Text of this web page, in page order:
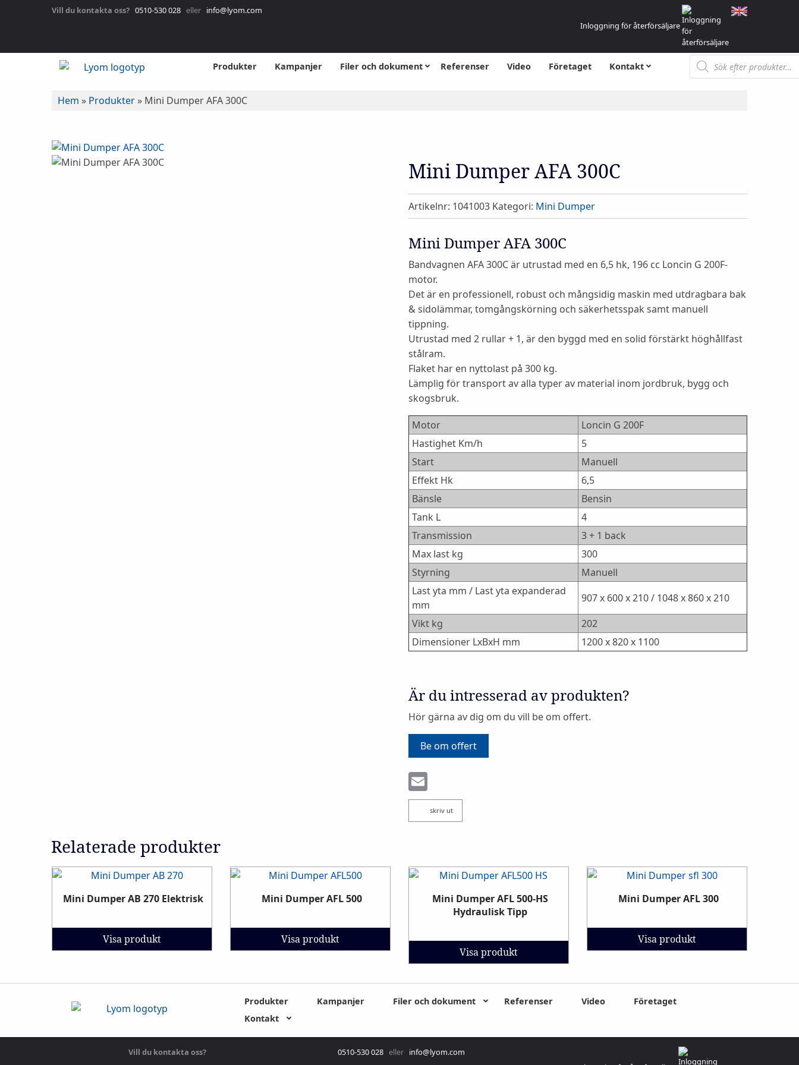
Vill du kontakta oss? 0510-530 028 eller info@lyom.com
Inloggning för återförsäljare
Produkter Kampanjer Filer och dokument Referenser Video Företaget Kontakt Produktsökning
Hem » Produkter » Mini Dumper AFA 300C
Mini Dumper AFA 300C
Artikelnr: 1041003 Kategori: Mini Dumper
Mini Dumper AFA 300C
Bandvagnen AFA 300C är utrustad med en 6,5 hk, 196 cc Loncin G 200F-
motor.
Det är en professionell, robust och mångsidig maskin med utdragbara bak
& sidolämmar, tomgångskörning och säkerhetsspak samt manuell
tippning.
Utrustad med 2 rullar + 1, är den byggd med en solid förstärkt höghållfast
stålram.
Flaket har en nyttolast på 300 kg.
Lämplig för transport av alla typer av material inom jordbruk, bygg och
skogsbruk.
Motor
Loncin G 200F
Hastighet Km/h
5
Start
Manuell
Effekt Hk
6,5
Bänsle
Bensin
Tank L
4
Transmission
3 + 1 back
Max last kg
300
Styrning
Manuell
Last yta mm / Last yta expanderad
mm
907 x 600 x 210 / 1048 x 860 x 210
Vikt kg
202
Dimensioner LxBxH mm
1200 x 820 x 1100
Är du intresserad av produkten?
Hör gärna av dig om du vill be om offert.
Be om offert
skriv ut
Relaterade produkter
Mini Dumper AB 270 Elektrisk
Visa produkt
Mini Dumper AFL 500
Visa produkt
Mini Dumper AFL 500-HS
Hydraulisk Tipp
Visa produkt
Mini Dumper AFL 300
Visa produkt
Produkter Kampanjer Filer och dokument Referenser Video
Företaget
Kontakt
Vill du kontakta oss? 0510-530 028 eller info@lyom.com